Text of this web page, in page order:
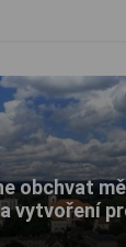
obchvat
vytvoření